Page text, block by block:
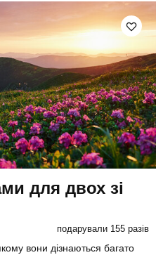
для двох зі
подарували 155 разів
вони дізнаються багато